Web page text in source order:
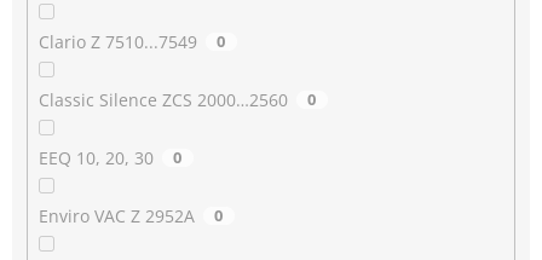
Clario Z 7510...7549 0
Classic Silence ZCS 2000…2560 0
EEQ 10, 20, 30 0
Enviro VAC Z 2952A 0